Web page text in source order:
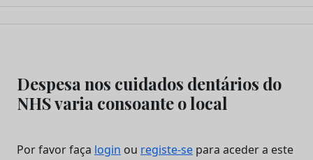
content
Despesa nos cuidados dentários do
NHS varia consoante o local
Por favor faça login ou registe-se para aceder a este